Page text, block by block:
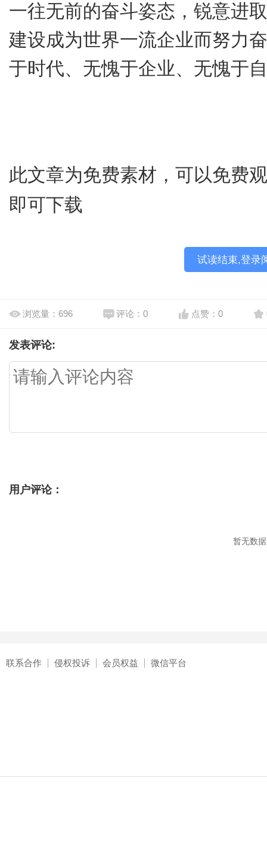
一往无前的奋斗姿态，锐意进
建设成为世界一流企业而努力
于时代、无愧于企业、无愧于
此文章为免费素材，可以免费
即可下载
试读结束,登录
浏览量：696 评论：0 点赞：0
发表评论:
用户评论：
暂无数据
联系合作 侵权投诉 会员权益 微信平台